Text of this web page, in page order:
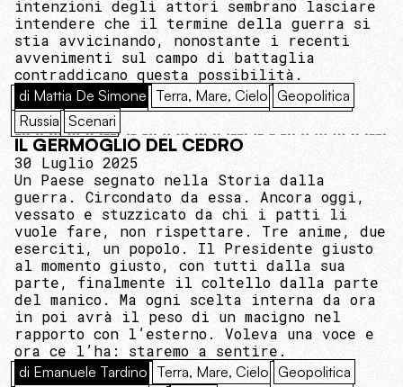
intenzioni degli attori sembrano lasciare
intendere che il termine della guerra si
stia avvicinando, nonostante i recenti
avvenimenti sul campo di battaglia
contraddicano questa possibilità.
di Mattia De Simone Terra, Mare, Cielo Geopolitica
Russia Scenari
IL GERMOGLIO DEL CEDRO
30 Luglio 2025
Un Paese segnato nella Storia dalla
guerra. Circondato da essa. Ancora oggi,
vessato e stuzzicato da chi i patti li
vuole fare, non rispettare. Tre anime, due
eserciti, un popolo. Il Presidente giusto
al momento giusto, con tutti dalla sua
parte, finalmente il coltello dalla parte
del manico. Ma ogni scelta interna da ora
in poi avrà il peso di un macigno nel
rapporto con l’esterno. Voleva una voce e
ora ce l’ha: staremo a sentire.
di Emanuele Tardino Terra, Mare, Cielo Geopolitica